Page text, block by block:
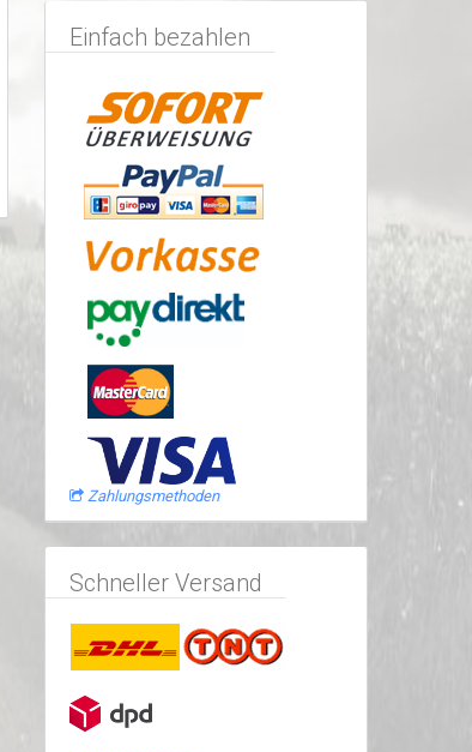
Einfach bezahlen
Zahlungsmethoden
Schneller Versand